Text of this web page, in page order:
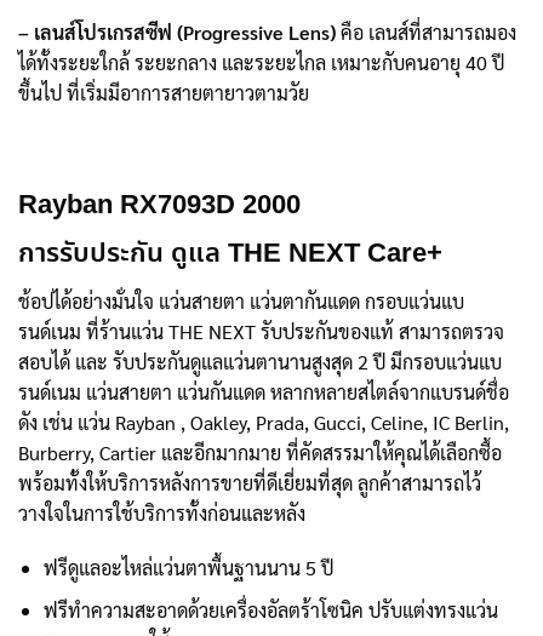
– เลนส์โปรเกรสซีฟ (Progressive Lens)คือ เลนส์ที่สามารถมอง
ได้ทั้งระยะใกล้ ระยะกลาง และระยะไกล เหมาะกับคนอายุ 40 ปี
ขึ้นไป ที่เริ่มมีอาการสายตายาวตามวัย
Rayban RX7093D 2000
การรับประกัน ดูแล THE NEXT Care+
ช้อปได้อย่างมั่นใจ แว่นสายตา แว่นตากันแดด กรอบแว่นแบ
รนด์เนม ที่ร้านแว่น THE NEXT รับประกันของแท้ สามารถตรวจ
สอบได้ และ รับประกันดูแลแว่นตานานสูงสุด 2 ปี มีกรอบแว่นแบ
รนด์เนม แว่นสายตา แว่นกันแดด หลากหลายสไตล์จากแบรนด์ชื่อ
ดัง เช่น แว่น Rayban , Oakley, Prada, Gucci, Celine, IC Berlin,
Burberry, Cartier และอีกมากมาย ที่คัดสรรมาให้คุณได้เลือกซื้อ
พร้อมทั้งให้บริการหลังการขายที่ดีเยี่ยมที่สุด ลูกค้าสามารถไว้
วางใจในการใช้บริการทั้งก่อนและหลัง
ฟรีดูแลอะไหล่แว่นตาพื้นฐานนาน 5 ปี
ฟรีทำความสะอาดด้วยเครื่องอัลตร้าโซนิค ปรับแต่งทรงแว่น